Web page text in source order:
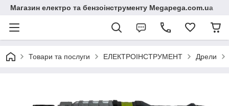
Магазин електро та бензоінструменту Megapega.com.ua
Товари та послуги ЕЛЕКТРОІНСТРУМЕНТ Дрели